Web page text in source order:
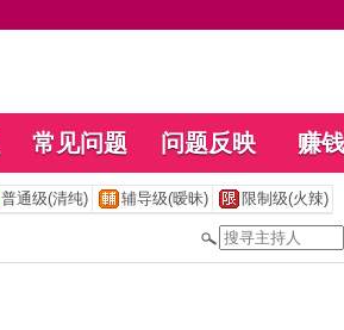
常见问题 问题反映 赚
普通级(清纯) 辅导级(暧昧) 限制级(火辣)